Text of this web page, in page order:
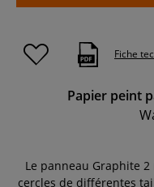
Fiche
Papier peint
Le panneau Graphite
cercles de différentes